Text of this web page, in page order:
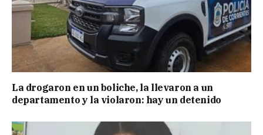
La drogaron en un boliche, la llevaron a un
departamento y la violaron: hay un detenido